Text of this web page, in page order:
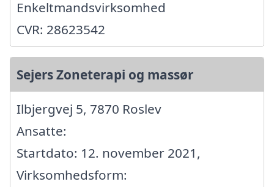
Enkeltmandsvirksomhed
CVR: 28623542
Sejers Zoneterapi og massør
Ilbjergvej 5, 7870 Roslev
Ansatte:
Startdato: 12. november 2021,
Virksomhedsform: